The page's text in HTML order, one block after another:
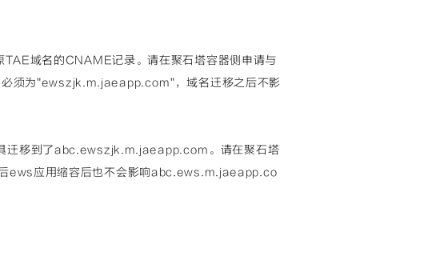
域名的CNAME记录。请在聚石塔容器侧申请与
须为"ewszjk.m.jaeapp.com"，域名迁移之后不影
迁移到了abc.ewszjk.m.jaeapp.com。请在聚石塔
ews应用缩容后也不会影响abc.ews.m.jaeapp.co